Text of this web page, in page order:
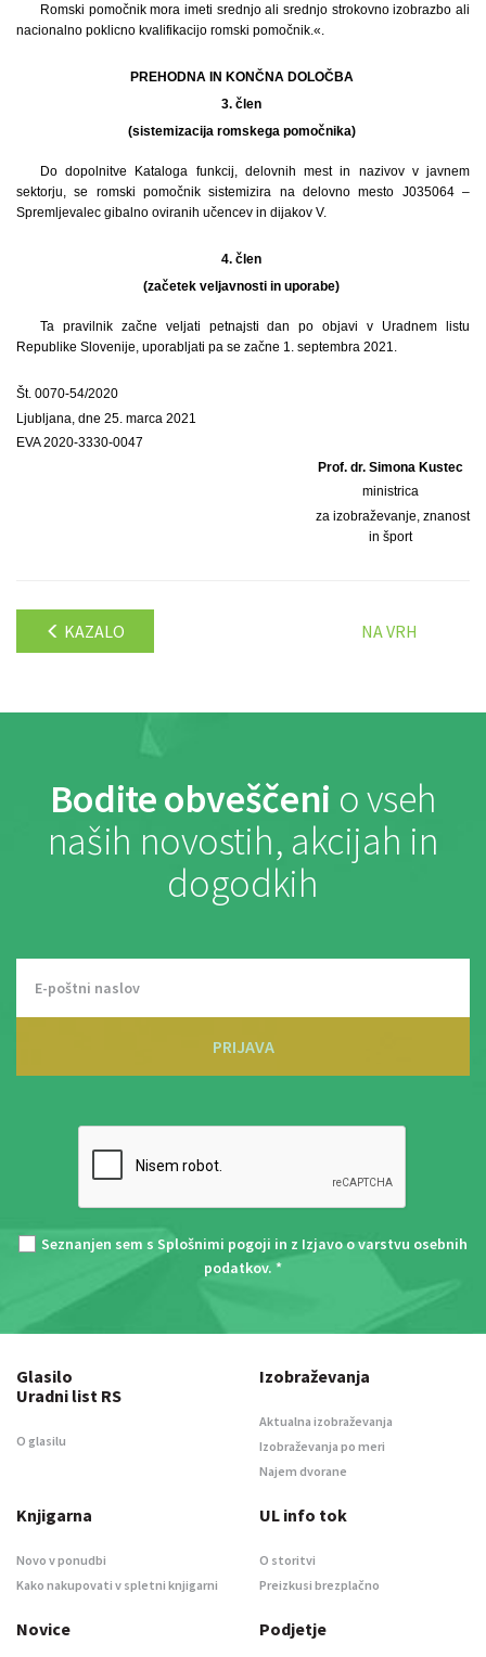
Romski pomočnik mora imeti srednjo ali srednjo strokovno izobrazbo ali
nacionalno poklicno kvalifikacijo romski pomočnik.«.
PREHODNA IN KONČNA DOLOČBA
3. člen
(sistemizacija romskega pomočnika)
Do dopolnitve Kataloga funkcij, delovnih mest in nazivov v javnem
sektorju, se romski pomočnik sistemizira na delovno mesto J035064 –
Spremljevalec gibalno oviranih učencev in dijakov V.
4. člen
(začetek veljavnosti in uporabe)
Ta pravilnik začne veljati petnajsti dan po objavi v Uradnem listu
Republike Slovenije, uporabljati pa se začne 1. septembra 2021.
Št. 0070-54/2020
Ljubljana, dne 25. marca 2021
EVA 2020-3330-0047
Prof. dr. Simona Kustec
ministrica
za izobraževanje, znanost
in šport
KAZALO NA VRH
Bodite obveščeni o vseh
naših novostih, akcijah in
dogodkih
PRIJAVA
Seznanjen sem s Splošnimi pogoji in z Izjavo o varstvu osebnih
podatkov. *
Glasilo
Uradni list RS
O glasilu
Izobraževanja
Aktualna izobraževanja
Izobraževanja po meri
Najem dvorane
Knjigarna
Novo v ponudbi
Kako nakupovati v spletni knjigarni
UL info tok
O storitvi
Preizkusi brezplačno
Novice Podjetje